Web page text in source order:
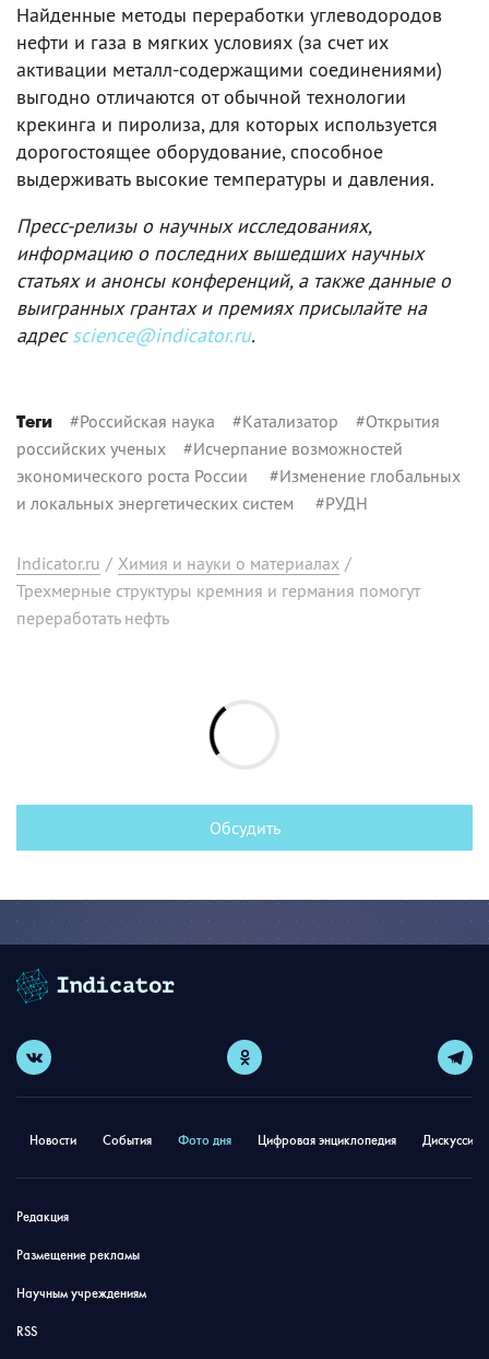
Найденные методы переработки углеводородов
нефти и газа в мягких условиях (за счет их
активации металл-содержащими соединениями)
выгодно отличаются от обычной технологии
крекинга и пиролиза, для которых используется
дорогостоящее оборудование, способное
выдерживать высокие температуры и давления.
Пресс-релизы о научных исследованиях,
информацию о последних вышедших научных
статьях и анонсы конференций, а также данные о
выигранных грантах и премиях присылайте на
адресscience@indicator.ru.
Теги #Российская наука #Катализатор #Открытия
российских ученых #Исчерпание возможностей
экономического роста России
#Изменение глобальных
и локальных энергетических систем
#РУДН
Indicator.ru / Химия и науки о материалах /
Трехмерные структуры кремния и германия помогут
переработать нефть
Обсудить
Новости События Фото дня Цифровая энциклопедия
Редакция
Размещение рекламы
Научным учреждениям
RSS